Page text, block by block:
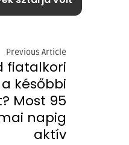
Previous Article
fiatalkori
későbbi
Most 95
napig
aktív